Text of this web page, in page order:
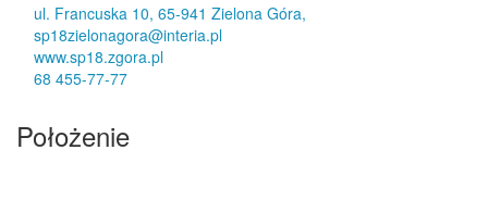
ul. Francuska 10, 65-941 Zielona Góra,
sp18zielonagora@interia.pl
www.sp18.zgora.pl
68 455-77-77
Położenie